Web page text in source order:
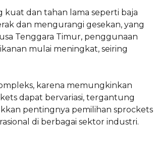
kuat dan tahan lama seperti baja
dan mengurangi gesekan, yang
Tenggara Timur, penggunaan
mulai meningkat, seiring
karena memungkinkan
dapat bervariasi, tergantung
pentingnya pemilihan sprockets
di berbagai sektor industri.